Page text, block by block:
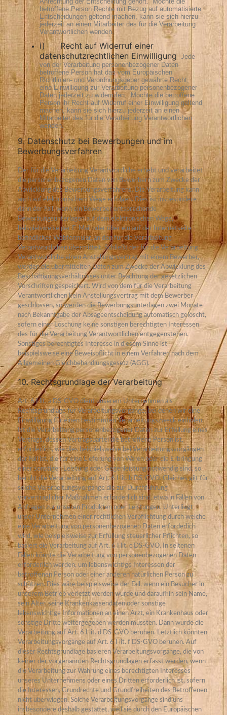
betroffene Person Rechte mit Bezug auf automatisierte
Entscheidungen geltend machen, kann sie sich hierzu
jederzeit an einen Mitarbeiter des für die Verarbeitung
Verantwortlichen wenden.
i) Recht auf Widerruf einer
datenschutzrechtlichen Einwilligung Jede
von der Verarbeitung personenbezogener Daten
betroffene Person hat das vom Europäischen
Richtlinien- und Verordnungsgeber gewährte Recht,
eine Einwilligung zur Verarbeitung personenbezogener
Daten jederzeit zu widerrufen.
Möchte die betroffene
Person ihr Recht auf Widerruf einer Einwilligung geltend
machen, kann sie sich hierzu jederzeit an einen
Mitarbeiter des für die Verarbeitung Verantwortlichen
wenden.
9. Datenschutz bei Bewerbungen und im
Bewerbungsverfahren
Der für die Verarbeitung Verantwortliche erhebt und verarbeitet
die personenbezogenen Daten von Bewerbern zum Zwecke der
Abwicklung des Bewerbungsverfahrens. Die Verarbeitung kann
auch auf elektronischem Wege erfolgen. Dies ist insbesondere
dann der Fall, wenn ein Bewerber entsprechende
Bewerbungsunterlagen auf dem elektronischen Wege,
beispielsweise per E-Mail oder über ein auf der Internetseite
befindliches Webformular, an den für die Verarbeitung
Verantwortlichen übermittelt. Schließt der für die Verarbeitung
Verantwortliche einen Anstellungsvertrag mit einem Bewerber,
werden die übermittelten Daten zum Zwecke der Abwicklung des
Beschäftigungsverhältnisses unter Beachtung der gesetzlichen
Vorschriften gespeichert. Wird von dem für die Verarbeitung
Verantwortlichen kein Anstellungsvertrag mit dem Bewerber
geschlossen, so werden die Bewerbungsunterlagen zwei Monate
nach Bekanntgabe der Absageentscheidung automatisch gelöscht,
sofern einer Löschung keine sonstigen berechtigten Interessen
des für die Verarbeitung Verantwortlichen entgegenstehen.
Sonstiges berechtigtes Interesse in diesem Sinne ist
beispielsweise eine Beweispflicht in einem Verfahren nach dem
Allgemeinen Gleichbehandlungsgesetz (AGG).
10. Rechtsgrundlage der Verarbeitung
Art. 6 I lit. a DS-GVO dient unserem Unternehmen als
Rechtsgrundlage für Verarbeitungsvorgänge, bei denen wir eine
Einwilligung für einen bestimmten Verarbeitungszweck einholen.
Ist die Verarbeitung personenbezogener Daten zur Erfüllung eines
Vertrags, dessen Vertragspartei die betroffene Person ist,
erforderlich, wie dies beispielsweise bei Verarbeitungsvorgängen
der Fall ist, die für eine Lieferung von Waren oder die Erbringung
einer sonstigen Leistung oder Gegenleistung notwendig sind, so
beruht die Verarbeitung auf Art. 6 I lit. b DS-GVO. Gleiches gilt für
solche Verarbeitungsvorgänge die zur Durchführung
vorvertraglicher Maßnahmen erforderlich sind, etwa in Fällen von
Anfragen zur unseren Produkten oder Leistungen. Unterliegt
unser Unternehmen einer rechtlichen Verpflichtung durch welche
eine Verarbeitung von personenbezogenen Daten erforderlich
wird, wie beispielsweise zur Erfüllung steuerlicher Pflichten, so
basiert die Verarbeitung auf Art. 6 I lit. c DS-GVO. In seltenen
Fällen könnte die Verarbeitung von personenbezogenen Daten
erforderlich werden, um lebenswichtige Interessen der
betroffenen Person oder einer anderen natürlichen Person zu
schützen. Dies wäre beispielsweise der Fall, wenn ein Besucher in
unserem Betrieb verletzt werden würde und daraufhin sein Name,
sein Alter, seine Krankenkassendaten oder sonstige
lebenswichtige Informationen an einen Arzt, ein Krankenhaus oder
sonstige Dritte weitergegeben werden müssten. Dann würde die
Verarbeitung auf Art. 6 I lit. d DS-GVO beruhen. Letztlich könnten
Verarbeitungsvorgänge auf Art. 6 I lit. f DS-GVO beruhen. Auf
dieser Rechtsgrundlage basieren Verarbeitungsvorgänge, die von
keiner der vorgenannten Rechtsgrundlagen erfasst werden, wenn
die Verarbeitung zur Wahrung eines berechtigten Interesses
unseres Unternehmens oder eines Dritten erforderlich ist, sofern
die Interessen, Grundrechte und Grundfreiheiten des Betroffenen
nicht überwiegen. Solche Verarbeitungsvorgänge sind uns
insbesondere deshalb gestattet, weil sie durch den Europäischen